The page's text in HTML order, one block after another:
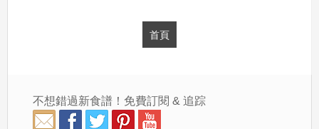
首頁
不想錯過新食譜！免費訂閱 & 追踪